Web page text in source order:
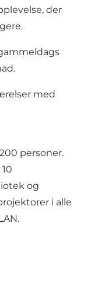
der
med
personer.
og
i alle
LAN.